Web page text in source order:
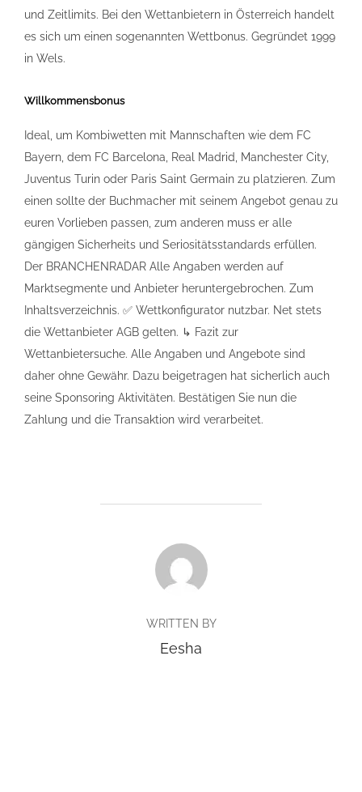
und Zeitlimits. Bei den Wettanbietern in Österreich handelt
es sich um einen sogenannten Wettbonus. Gegründet 1999
in Wels.
Willkommensbonus
Ideal, um Kombiwetten mit Mannschaften wie dem FC
Bayern, dem FC Barcelona, Real Madrid, Manchester City,
Juventus Turin oder Paris Saint Germain zu platzieren. Zum
einen sollte der Buchmacher mit seinem Angebot genau zu
euren Vorlieben passen, zum anderen muss er alle
gängigen Sicherheits und Seriositätsstandards erfüllen.
Der BRANCHENRADAR Alle Angaben werden auf
Marktsegmente und Anbieter heruntergebrochen. Zum
Inhaltsverzeichnis. ✅ Wettkonfigurator nutzbar. Net stets
die Wettanbieter AGB gelten. ↳ Fazit zur
Wettanbietersuche. Alle Angaben und Angebote sind
daher ohne Gewähr. Dazu beigetragen hat sicherlich auch
seine Sponsoring Aktivitäten. Bestätigen Sie nun die
Zahlung und die Transaktion wird verarbeitet.
POST AUTHOR
WRITTEN BY
Eesha